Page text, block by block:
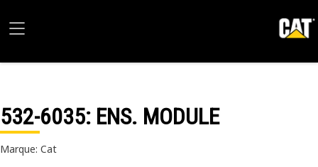
532-6035: ENS. MODULE
Marque: Cat